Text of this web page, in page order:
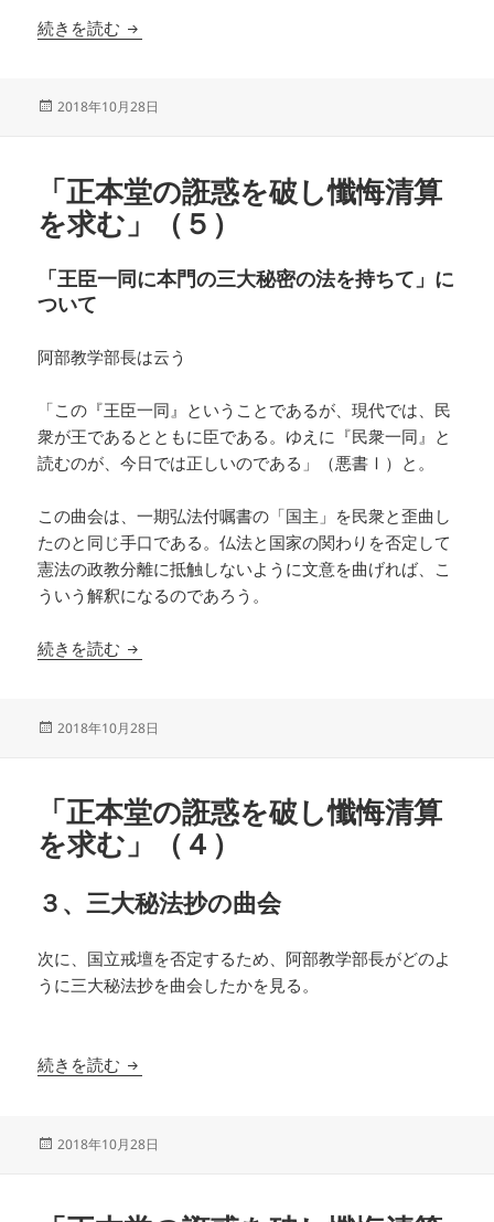
続きを読む 「正本堂の誑惑を破し懺悔清算を求む」（６）
投
2018年10月28日
「正本堂の誑惑を破し懺悔清算
を求む」（５）
「王臣一同に本門の三大秘密の法を持ちて」に
ついて
阿部教学部長は云う
「この『王臣一同』ということであるが、現代では、民
衆が王であるとともに臣である。ゆえに『民衆一同』と
読むのが、今日では正しいのである」（悪書Ⅰ）と。
この曲会は、一期弘法付嘱書の「国主」を民衆と歪曲し
たのと同じ手口である。仏法と国家の関わりを否定して
憲法の政教分離に抵触しないように文意を曲げれば、こ
ういう解釈になるのであろう。
続きを読む 「正本堂の誑惑を破し懺悔清算を求む」（５）
投
2018年10月28日
「正本堂の誑惑を破し懺悔清算
を求む」（４）
３、三大秘法抄の曲会
次に、国立戒壇を否定するため、阿部教学部長がどのよ
うに三大秘法抄を曲会したかを見る。
続きを読む 「正本堂の誑惑を破し懺悔清算を求む」（４）
投
2018年10月28日